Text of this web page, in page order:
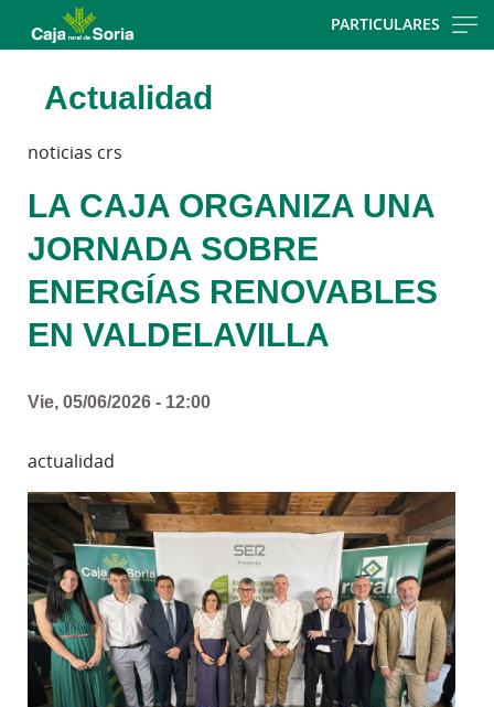
PARTICULARES
Actualidad
noticias crs
LA CAJA ORGANIZA UNA
JORNADA SOBRE
ENERGÍAS RENOVABLES
EN VALDELAVILLA
Vie, 05/06/2026 - 12:00
actualidad